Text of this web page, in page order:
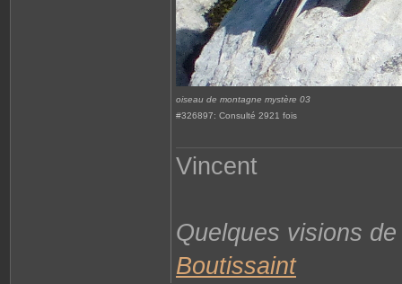
oiseau de montagne mystère 03
#326897: Consulté 2921 fois
Vincent
Quelques visions
Boutissaint